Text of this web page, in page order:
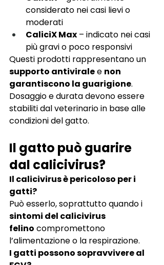
considerato nei casi lievi o
moderati
CaliciX Max – indicato nei casi
più gravi o poco responsivi
Questi prodotti rappresentano un
supporto antivirale e non
garantiscono la guarigione.
Dosaggio e durata devono essere
stabiliti dal veterinario in base alle
condizioni del gatto.
Il gatto può guarire
dal calicivirus?
Il calicivirus è pericoloso per i
gatti?
Può esserlo, soprattutto quando i
sintomi del calicivirus
felino compromettono
l’alimentazione o la respirazione.
I gatti possono sopravvivere al